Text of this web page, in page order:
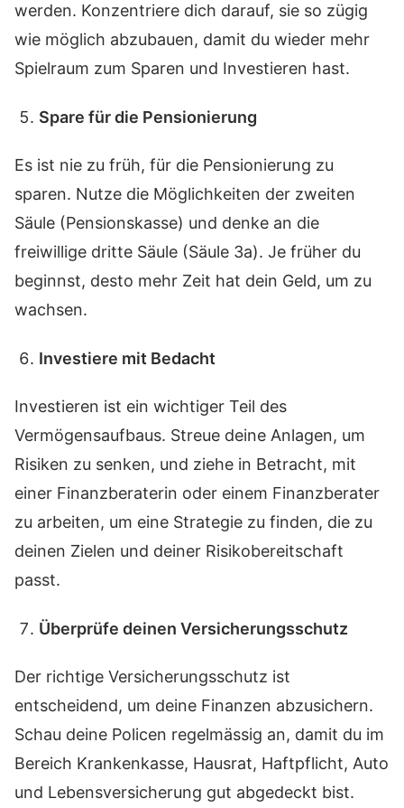
werden. Konzentriere dich darauf, sie so zügig
wie möglich abzubauen, damit du wieder mehr
Spielraum zum Sparen und Investieren hast.
Spare für die Pensionierung
Es ist nie zu früh, für die Pensionierung zu
sparen. Nutze die Möglichkeiten der zweiten
Säule (Pensionskasse) und denke an die
freiwillige dritte Säule (Säule 3a). Je früher du
beginnst, desto mehr Zeit hat dein Geld, um zu
wachsen.
Investiere mit Bedacht
Investieren ist ein wichtiger Teil des
Vermögensaufbaus. Streue deine Anlagen, um
Risiken zu senken, und ziehe in Betracht, mit
einer Finanzberaterin oder einem Finanzberater
zu arbeiten, um eine Strategie zu finden, die zu
deinen Zielen und deiner Risikobereitschaft
passt.
Überprüfe deinen Versicherungsschutz
Der richtige Versicherungsschutz ist
entscheidend, um deine Finanzen abzusichern.
Schau deine Policen regelmässig an, damit du im
Bereich Krankenkasse, Hausrat, Haftpflicht, Auto
und Lebensversicherung gut abgedeckt bist.